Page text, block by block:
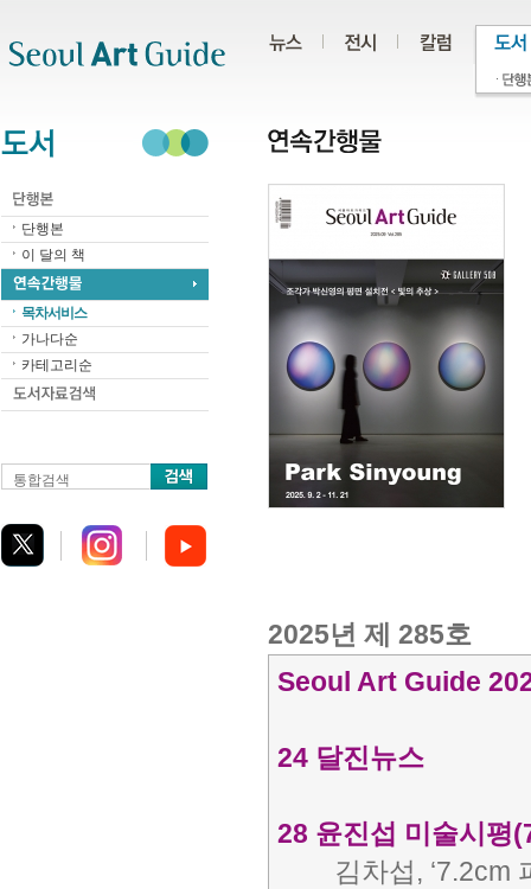
단행본
이 달의 책
목차서비스
가나다순
카테고리순
통합검색
2025년 제 285호
Seoul Art Guide
24 달진뉴스
28 윤진섭 미술시평
김차섭, ‘7.2cm